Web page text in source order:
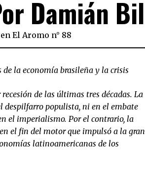
Damián Bil
2015
en El Aromo n° 88
de la economía brasileña y la crisis
de las últimas tres décadas. La
despilfarro populista, ni en el embate
el imperialismo. Por el contrario, la
el fin del motor que impulsó a la gran
latinoamericanas de los